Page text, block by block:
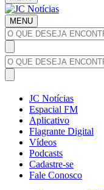
MENU
JC Notícias
Espacial FM
Aplicativo
Flagrante Digital
Vídeos
Podcasts
Cadastre-se
Fale Conosco